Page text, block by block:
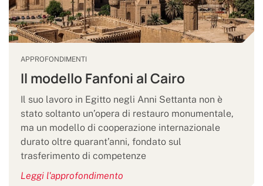
APPROFONDIMENTI
Il modello Fanfoni al Cairo
Il suo lavoro in Egitto negli Anni Settanta non è
stato soltanto un’opera di restauro monumentale,
ma un modello di cooperazione internazionale
durato oltre quarant’anni, fondato sul
trasferimento di competenze
Leggi l'approfondimento